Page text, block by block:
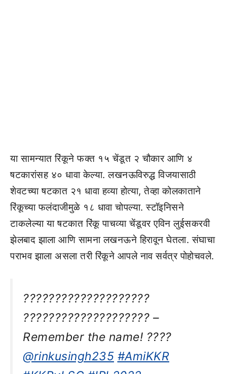
या सामन्यात रिंकूने फक्त १५ चेंडूत २ चौकार आणि ४
षटकारांसह ४० धावा केल्या. लखनऊविरुद्ध विजयासाठी
शेवटच्या षटकात २१ धावा हव्या होत्या, तेव्हा कोलकाताने
रिंकूच्या फलंदाजीमुळे १८ धावा चोपल्या. स्टॉइनिसने
टाकलेल्या या षटकात रिंकू पाचव्या चेंडूवर एविन लुईसकरवी
झेलबाद झाला आणि सामना लखनऊने हिरावून घेतला. संघाचा
पराभव झाला असला तरी रिंकूने आपले नाव सर्वत्र पोहोचवले.
????????????????????
???????????????????? –
Remember the name! ????
@rinkusingh235 #AmiKKR